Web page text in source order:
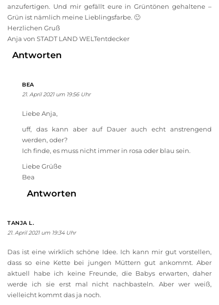
anzufertigen. Und mir gefällt eure in Grüntönen gehaltene –
Grün ist nämlich meine Lieblingsfarbe. 🙂
Herzlichen Gruß
Anja von STADT LAND WELTentdecker
Antworten
BEA
21. April 2021 um 19:56 Uhr
Liebe Anja,
uff, das kann aber auf Dauer auch echt anstrengend
werden, oder?
Ich finde, es muss nicht immer in rosa oder blau sein.
Liebe Grüße
Bea
Antworten
TANJA L.
21. April 2021 um 19:34 Uhr
Das ist eine wirklich schöne Idee. Ich kann mir gut vorstellen,
dass so eine Kette bei jungen Müttern gut ankommt. Aber
aktuell habe ich keine Freunde, die Babys erwarten, daher
werde ich sie erst mal nicht nachbasteln. Aber wer weiß,
vielleicht kommt das ja noch.